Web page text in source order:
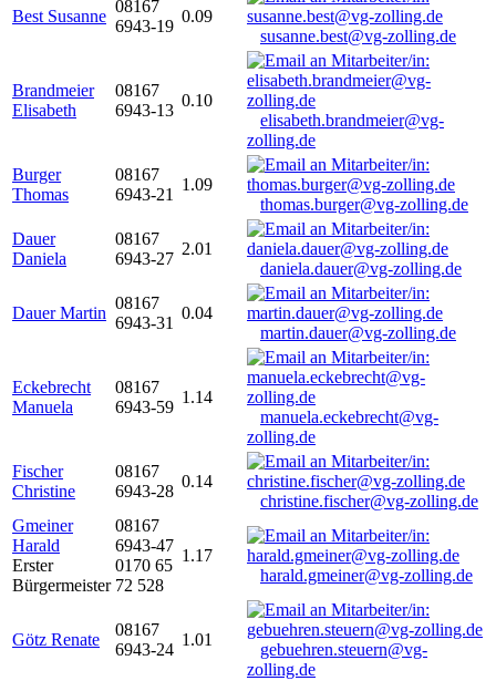
Best Susanne
08167
6943-19
0.09
susanne.best@vg-zolling.de
Brandmeier
Elisabeth
08167
6943-13
0.10
elisabeth.brandmeier@vg-
zolling.de
Burger
Thomas
08167
6943-21
1.09
thomas.burger@vg-zolling.de
Dauer
Daniela
08167
6943-27
2.01
daniela.dauer@vg-zolling.de
Dauer Martin
08167
6943-31
0.04
martin.dauer@vg-zolling.de
Eckebrecht
Manuela
08167
6943-59
1.14
manuela.eckebrecht@vg-
zolling.de
Fischer
Christine
08167
6943-28
0.14
christine.fischer@vg-zolling.de
Gmeiner
Harald
Erster
Bürgermeister
08167
6943-47
0170 65
72 528
1.17
harald.gmeiner@vg-zolling.de
Götz Renate
08167
6943-24
1.01
gebuehren.steuern@vg-
zolling.de